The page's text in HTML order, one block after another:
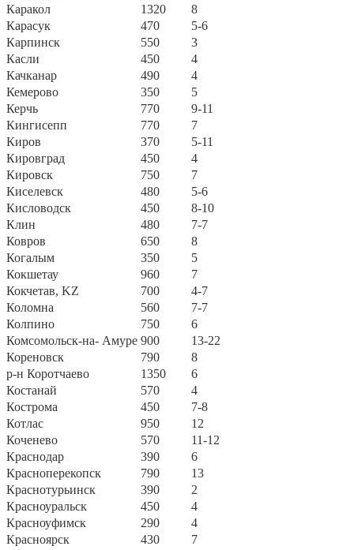
Каракол
1320
8
Карасук
470
5-6
Карпинск
550
3
Касли
450
4
Качканар
490
4
Кемерово
350
5
Керчь
770
9-11
Кингисепп
770
7
Киров
370
5-11
Кировград
450
4
Кировск
750
7
Киселевск
480
5-6
Кисловодск
450
8-10
Клин
480
7-7
Ковров
650
8
Когалым
350
5
Кокшетау
960
7
Кокчетав, KZ
700
4-7
Коломна
560
7-7
Колпино
750
6
Комсомольск-на- Амуре 900
13-22
Кореновск
790
8
р-н Коротчаево
1350
6
Костанай
570
4
Кострома
450
7-8
Котлас
950
12
Коченево
570
11-12
Краснодар
390
6
Красноперекопск
790
13
Краснотурьинск
390
2
Красноуральск
450
4
Красноуфимск
290
4
Красноярск
430
7